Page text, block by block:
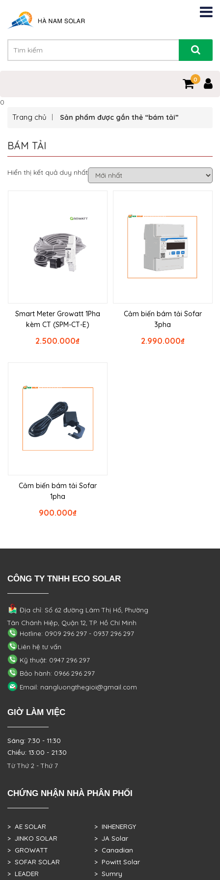
0
0
Trang chủ Sản phẩm được gắn thẻ “bám tải”
BÁM TẢI
Hiển thị kết quả duy nhất
Smart Meter Growatt 1Pha
kèm CT (SPM-CT-E)
₫
2.500.000
Cảm biến bám tải Sofar
3pha
₫
2.990.000
Cảm biến bám tải Sofar
1pha
₫
900.000
CÔNG TY TNHH ECO SOLAR
Địa chỉ: Số 62 đường Lâm Thị Hố, Phường
Tân Chánh Hiệp, Quận 12, TP. Hồ Chí Minh
Hotline: 0909 296 297 - 0937 296 297
Liên hệ tư vấn
Kỹ thuật: 0947 296 297
Bảo hành: 0966 296 297
Email: nangluongthegioi@gmail.com
GIỜ LÀM VIỆC
Sáng: 7:30 - 11:30
Chiều: 13:00 - 21:30
Từ Thứ 2 - Thứ 7
CHỨNG NHẬN NHÀ PHÂN PHỐI
> AE SOLAR
> JINKO SOLAR
> GROWATT
> SOFAR SOLAR
> LEADER
> INHENERGY
> JA Solar
> Canadian
> Powitt Solar
> Sumry